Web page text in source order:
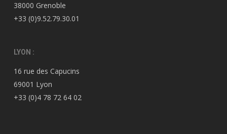
38000 Grenoble
+33 (0)9.52.79.30.01
LYON :
16 rue des Capucins
69001 Lyon
+33 (0)4 78 72 64 02